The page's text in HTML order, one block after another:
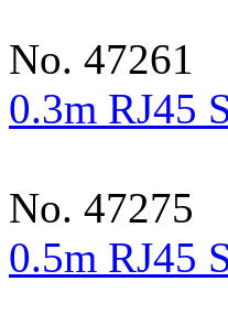
No. 47261
0.3m RJ45
No. 47275
0.5m RJ45